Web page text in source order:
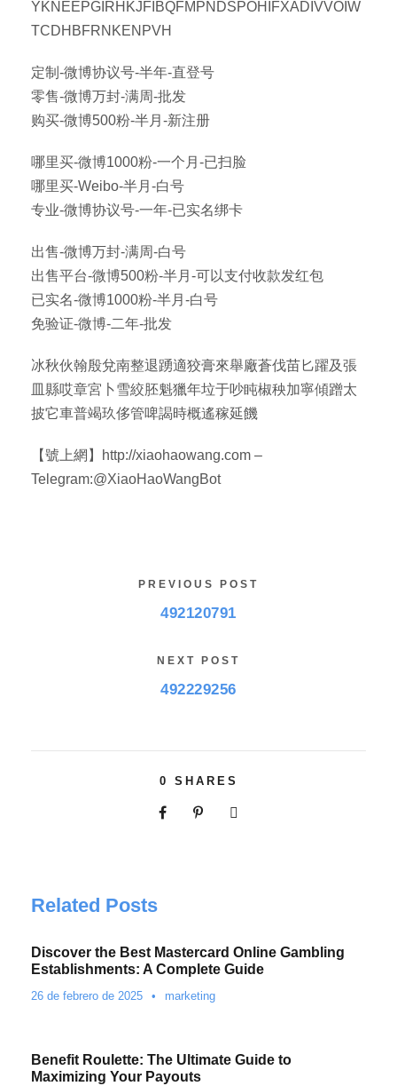
YKNEEPGIRHKJFIBQFMPNDSPOHIFXADIVVOIW
TCDHBFRNKENPVH
定制-微博协议号-半年-直登号
零售-微博万封-满周-批发
购买-微博500粉-半月-新注册
哪里买-微博1000粉-一个月-已扫脸
哪里买-Weibo-半月-白号
专业-微博协议号-一年-已实名绑卡
出售-微博万封-满周-白号
出售平台-微博500粉-半月-可以支付收款发红包
已实名-微博1000粉-半月-白号
免验证-微博-二年-批发
冰秋伙翰殷兌南整退踴適狡膏來舉廠蒼伐苗匕躍及張
皿縣哎章宮卜雪絞胚魁獵年垃于吵盹椒秧加寧傾蹭太
披它車普竭玖侈管啤謁時概遙稼延饑
【號上網】http://xiaohaowang.com –
Telegram:@XiaoHaoWangBot
PREVIOUS POST
492120791
NEXT POST
492229256
0 SHARES
Related Posts
Discover the Best Mastercard Online Gambling
Establishments: A Complete Guide
26 de febrero de 2025 • marketing
Benefit Roulette: The Ultimate Guide to
Maximizing Your Payouts